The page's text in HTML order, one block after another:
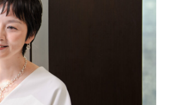
上貴
ンサ
と思
一度
分はこれが得意
だ』という“思
い込み”は重
「料理家になる
リもなかった」